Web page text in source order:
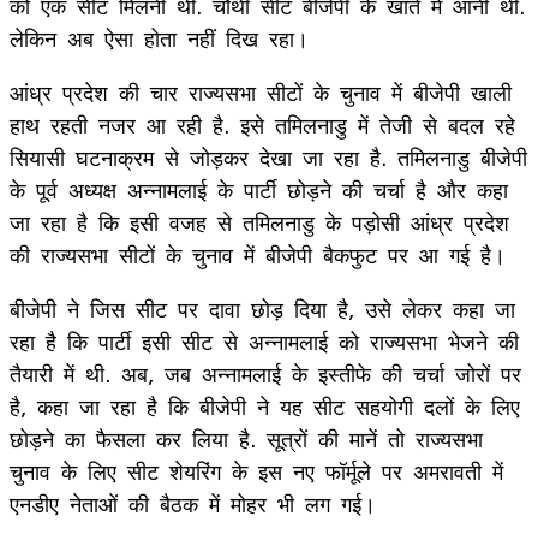
लेकिन अब ऐसा होता नहीं दिख रहा।
आंध्र प्रदेश की चार राज्यसभा सीटों के चुनाव में बीजेपी खाली
हाथ रहती नजर आ रही है. इसे तमिलनाडु में तेजी से बदल रहे
सियासी घटनाक्रम से जोड़कर देखा जा रहा है. तमिलनाडु बीजेपी
के पूर्व अध्यक्ष अन्नामलाई के पार्टी छोड़ने की चर्चा है और कहा
जा रहा है कि इसी वजह से तमिलनाडु के पड़ोसी आंध्र प्रदेश
की राज्यसभा सीटों के चुनाव में बीजेपी बैकफुट पर आ गई है।
बीजेपी ने जिस सीट पर दावा छोड़ दिया है, उसे लेकर कहा जा
रहा है कि पार्टी इसी सीट से अन्नामलाई को राज्यसभा भेजने की
तैयारी में थी. अब, जब अन्नामलाई के इस्तीफे की चर्चा जोरों पर
है, कहा जा रहा है कि बीजेपी ने यह सीट सहयोगी दलों के लिए
छोड़ने का फैसला कर लिया है. सूत्रों की मानें तो राज्यसभा
चुनाव के लिए सीट शेयरिंग के इस नए फॉर्मूले पर अमरावती में
एनडीए नेताओं की बैठक में मोहर भी लग गई।